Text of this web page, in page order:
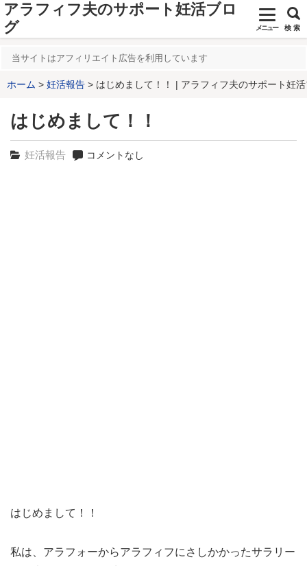
アラフィフ夫のサポート妊活ブロ
グ
メニュー 検 索
当サイトはアフィリエイト広告を利用しています
ホーム 妊活報告 はじめまして！！ | アラフィフ夫のサポート妊
はじめまして！！
妊活報告 コメントなし
はじめまして！！
私は、アラフォーからアラフィフにさしかかったサラリー